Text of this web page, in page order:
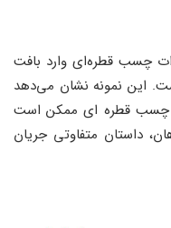
چسب قطره‌ای وارد بافت
این نمونه نشان می‌دهد
چسب قطره ای ممکن است
داستان متفاوتی جریان